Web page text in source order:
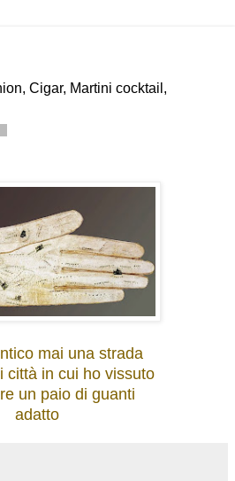
Cigar, Martini cocktail,
mai una strada
città in cui ho vissuto
un paio di guanti
adatto